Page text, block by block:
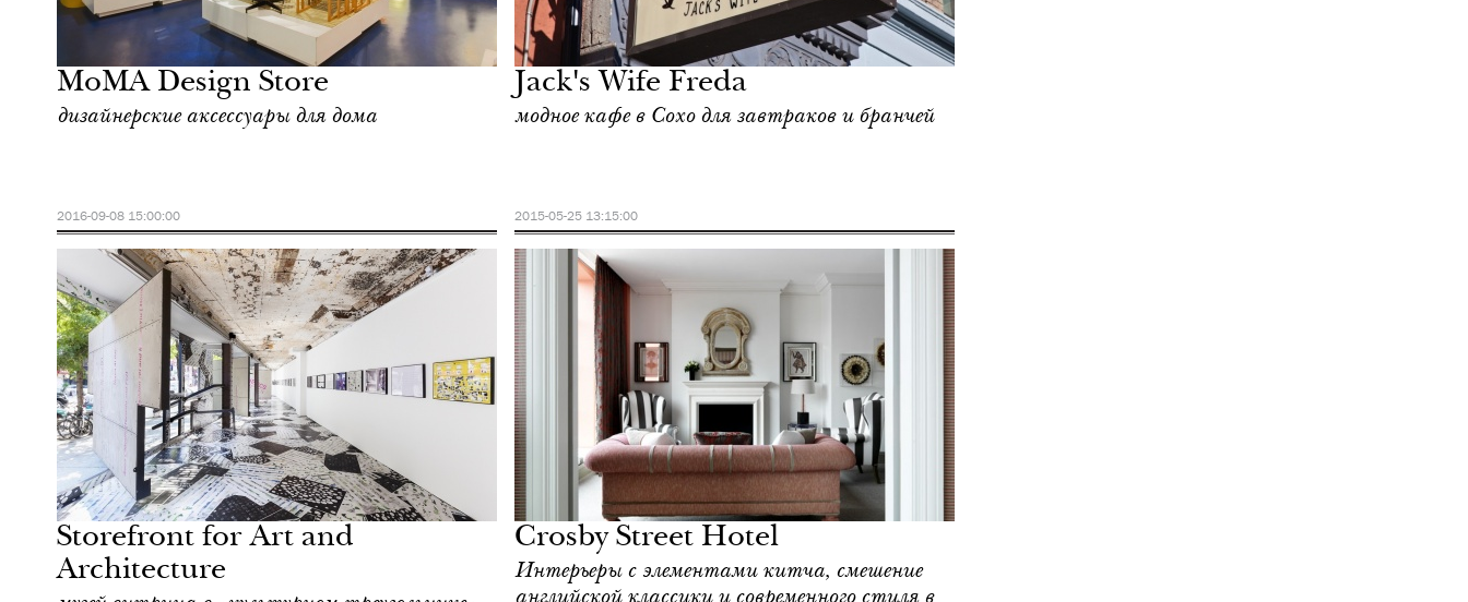
MoMA Design Store
дизайнерские аксессуары для дома
2016-09-08 15:00:00
Еда
Нью-Йорк
Jack's Wife Freda
модное кафе в Сохо для завтраков и бранчей
2015-05-25 13:15:00
Storefront for Art and
Architecture
Отели
Нью-Йорк
Crosby Street Hotel
Интерьеры с элементами китча, смешение
английской классики и современного стиля в